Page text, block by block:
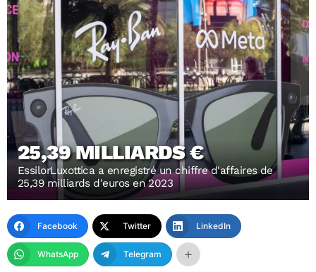
25,39 MILLIARDS €
EssilorLuxottica a enregistré un chiffre d'affaires de
25,39 milliards d'euros en 2023
Facebook Twitter LinkedIn
WhatsApp Telegram